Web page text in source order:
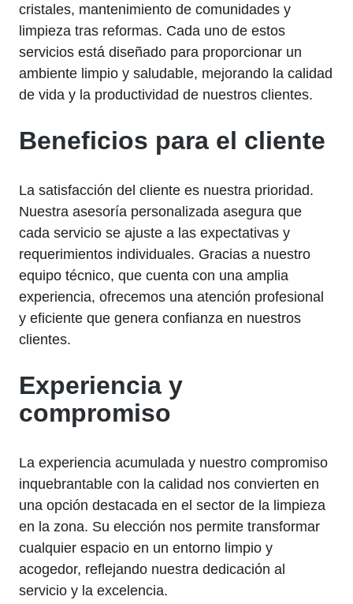
cristales, mantenimiento de comunidades y
limpieza tras reformas. Cada uno de estos
servicios está diseñado para proporcionar un
ambiente limpio y saludable, mejorando la calidad
de vida y la productividad de nuestros clientes.
Beneficios para el cliente
La satisfacción del cliente es nuestra prioridad.
Nuestra asesoría personalizada asegura que
cada servicio se ajuste a las expectativas y
requerimientos individuales. Gracias a nuestro
equipo técnico, que cuenta con una amplia
experiencia, ofrecemos una atención profesional
y eficiente que genera confianza en nuestros
clientes.
Experiencia y
compromiso
La experiencia acumulada y nuestro compromiso
inquebrantable con la calidad nos convierten en
una opción destacada en el sector de la limpieza
en la zona. Su elección nos permite transformar
cualquier espacio en un entorno limpio y
acogedor, reflejando nuestra dedicación al
servicio y la excelencia.